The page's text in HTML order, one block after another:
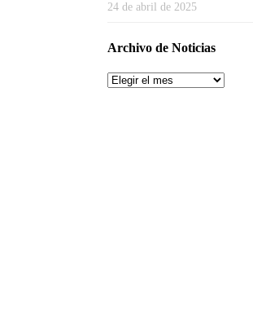
24 de abril de 2025
Archivo de Noticias
Archivo